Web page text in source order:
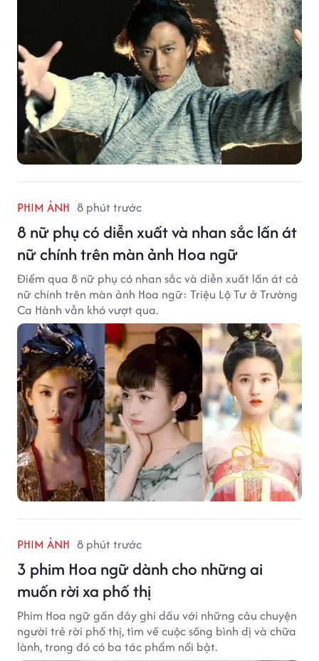
PHIM ẢNH 8 phút trước
8 nữ phụ có diễn xuất và nhan sắc lấn át
nữ chính trên màn ảnh Hoa ngữ
Điểm qua 8 nữ phụ có nhan sắc và diễn xuất lấn át cả
nữ chính trên màn ảnh Hoa ngữ: Triệu Lộ Tư ở Trường
Ca Hành vẫn khó vượt qua.
PHIM ẢNH 8 phút trước
3 phim Hoa ngữ dành cho những ai
muốn rời xa phố thị
Phim Hoa ngữ gần đây ghi dấu với những câu chuyện
người trẻ rời phố thị, tìm về cuộc sống bình dị và chữa
lành, trong đó có ba tác phẩm nổi bật.